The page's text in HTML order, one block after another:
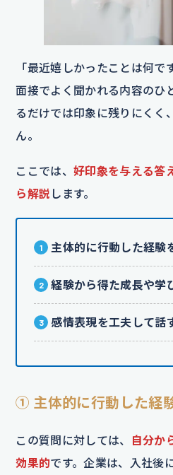
「最近嬉しかったことは何で
面接でよく聞かれる内容のひ
るだけでは印象に残りにくく
ん。
ここでは、 好印象を与える答
ら解説 します。
主体的に行動した経験
経験から得た成長や学
感情表現を工夫して話
① 主体的に行動した経
この質問に対しては、
自分か
効果的です。企業は、入社後